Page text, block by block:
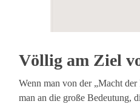
Völlig am Ziel
Wenn man von der „Macht
man an die große Bedeutung,